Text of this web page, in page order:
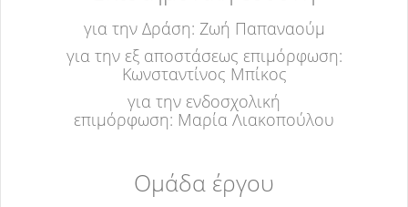
για την Δράση: Ζωή Παπαναούμ
για την εξ αποστάσεως επιμόρφωση:
Κωνσταντίνος Μπίκος
για την ενδοσχολική
επιμόρφωση: Μαρία Λιακοπούλου
Ομάδα έργου